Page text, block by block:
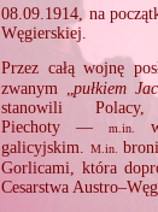
08.09.1914, na
Węgierskiej.
Przez całą wojnę
zwanym „pułkiem
stanowili
Piechoty —m.in.
galicyjskim. M.in.
Gorlicami, która
Cesarstwa